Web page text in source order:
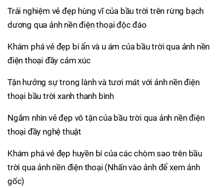
Trải nghiệm vẻ đẹp hùng vĩ của bầu trời trên rừng bạch
dương qua ảnh nền điện thoại độc đáo
Khám phá vẻ đẹp bí ẩn và u ám của bầu trời qua ảnh nền
điện thoại đầy cảm xúc
Tận hưởng sự trong lành và tươi mát với ảnh nền điện
thoại bầu trời xanh thanh bình
Ngắm nhìn vẻ đẹp vô tận của bầu trời qua ảnh nền điện
thoại đầy nghệ thuật
Khám phá vẻ đẹp huyền bí của các chòm sao trên bầu
trời qua ảnh nền điện thoại (Nhấn vào ảnh để xem ảnh
gốc)